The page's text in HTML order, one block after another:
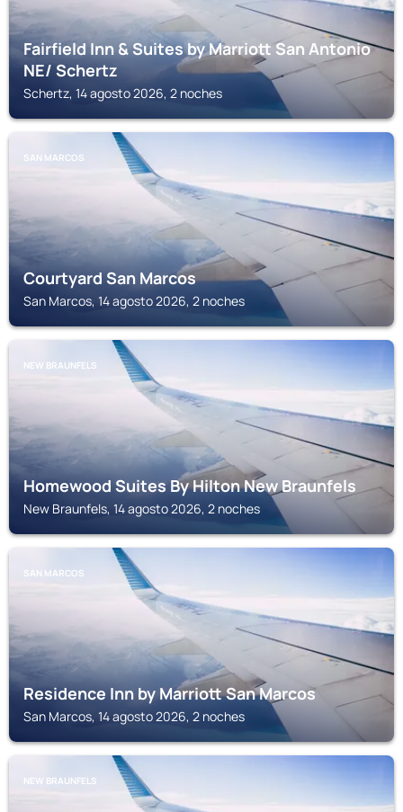
Fairfield Inn & Suites by Marriott San Antonio
NE/ Schertz
Schertz, 14 agosto 2026, 2 noches
SAN MARCOS
Courtyard San Marcos
San Marcos, 14 agosto 2026, 2 noches
NEW BRAUNFELS
Homewood Suites By Hilton New Braunfels
New Braunfels, 14 agosto 2026, 2 noches
SAN MARCOS
Residence Inn by Marriott San Marcos
San Marcos, 14 agosto 2026, 2 noches
NEW BRAUNFELS